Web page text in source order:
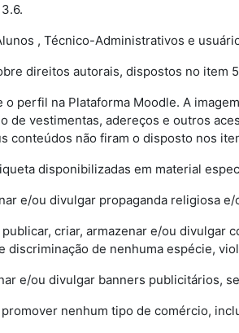
, Técnico-Administrativos e
direitos autorais, dispostos no item
o perfil na Plataforma Moodle. A
de vestimentas, adereços e outros
conteúdos não firam o disposto nos
disponibilizadas em material
e/ou divulgar propaganda religiosa
criar, armazenar e/ou
discriminação de nenhuma espécie,
e/ou divulgar banners publicitários,
nenhum tipo de comércio,